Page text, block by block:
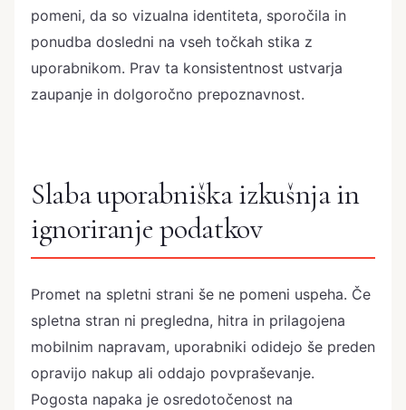
pomeni, da so vizualna identiteta, sporočila in
ponudba dosledni na vseh točkah stika z
uporabnikom. Prav ta konsistentnost ustvarja
zaupanje in dolgoročno prepoznavnost.
Slaba uporabniška izkušnja in
ignoriranje podatkov
Promet na spletni strani še ne pomeni uspeha. Če
spletna stran ni pregledna, hitra in prilagojena
mobilnim napravam, uporabniki odidejo še preden
opravijo nakup ali oddajo povpraševanje.
Pogosta napaka je osredotočenost na